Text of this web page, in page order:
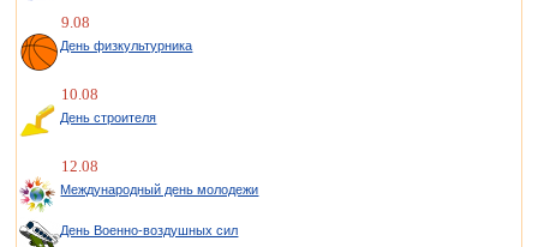
9.08
День физкультурника
10.08
День строителя
12.08
Международный день молодежи
День Военно-воздушных сил